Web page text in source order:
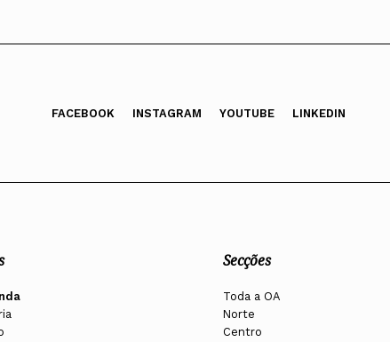
FACEBOOK INSTAGRAM YOUTUBE LINKEDIN
Secções
Toda a OA
Norte
Centro